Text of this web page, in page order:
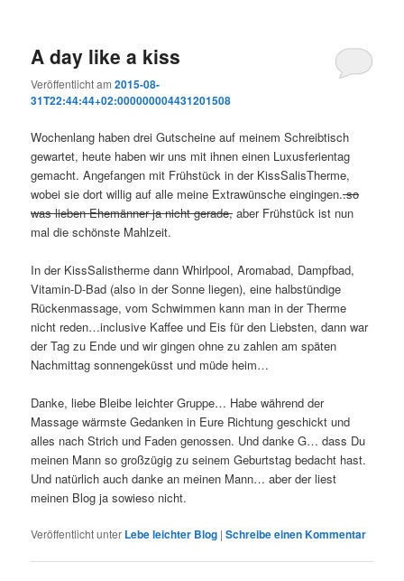
A day like a kiss
Veröffentlicht am2015-08-
31T22:44:44+02:000000004431201508
Wochenlang haben drei Gutscheine auf meinem Schreibtisch
gewartet, heute haben wir uns mit ihnen einen Luxusferientag
gemacht. Angefangen mit Frühstück in der KissSalisTherme,
wobei sie dort willig auf alle meine Extrawünsche eingingen..so
was lieben Ehemänner ja nicht gerade, aber Frühstück ist nun
mal die schönste Mahlzeit.
In der KissSalistherme dann Whirlpool, Aromabad, Dampfbad,
Vitamin-D-Bad (also in der Sonne liegen), eine halbstündige
Rückenmassage, vom Schwimmen kann man in der Therme
nicht reden…inclusive Kaffee und Eis für den Liebsten, dann war
der Tag zu Ende und wir gingen ohne zu zahlen am späten
Nachmittag sonnengeküsst und müde heim…
Danke, liebe Bleibe leichter Gruppe… Habe während der
Massage wärmste Gedanken in Eure Richtung geschickt und
alles nach Strich und Faden genossen. Und danke G… dass Du
meinen Mann so großzügig zu seinem Geburtstag bedacht hast.
Und natürlich auch danke an meinen Mann… aber der liest
meinen Blog ja sowieso nicht.
Veröffentlicht unter Lebe leichter Blog |Schreibe einen Kommentar